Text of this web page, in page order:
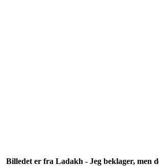
Billedet er fra Ladakh - Jeg beklager, men